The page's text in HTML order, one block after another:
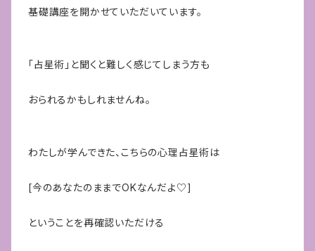
基礎講座を開かせていただいています。
「占星術」と聞くと難しく感じてしまう方も
おられるかもしれませんね。
わたしが学んできた、こちらの心理占星術は
[今のあなたのままでOKなんだよ♡]
ということを再確認いただける